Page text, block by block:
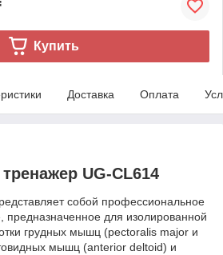
Купить
Доставка Оплата
UG-CL614
собой профессиональное
предназначенное для изолированной
грудных мышц (pectoralis major и
мышц (anterior deltoid) и